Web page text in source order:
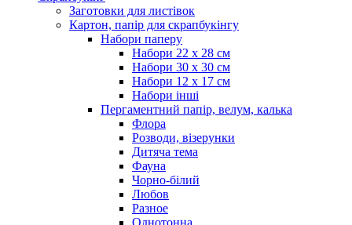
Заготовки для листівок
Картон, папір для скрапбукінгу
Набори паперу
Набори 22 х 28 см
Набори 30 х 30 см
Набори 12 х 17 см
Набори інші
Пергаментний папір, велум, калька
Флора
Розводи, візерунки
Дитяча тема
Фауна
Чорно-білий
Любов
Разное
Однотонна